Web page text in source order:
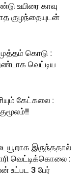
உயிரை காவு
குழந்தையுடன்
கொடு :
வெட்டிய
கேட்கலை :
இருந்ததால்
வெட்டிக்கொலை :
உட்பட 3 பேர்